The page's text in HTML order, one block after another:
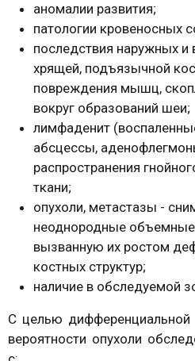
аномалии развития;
патологии кровеносных
последствия наружных и
хрящей, подъязычной
повреждения мышц,
вокруг образований шеи;
лимфаденит
абсцессы,
распространения
ткани;
опухоли, метастазы -
неоднородные объемные
вызванную их ростом
костных структур;
наличие в обследуемой
С целью дифференциальной
вероятности опухоли